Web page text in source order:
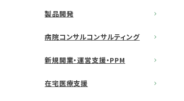
製品開発
病院コンサルコンサルティング
新規開業・運営支援・PPM
在宅医療支援